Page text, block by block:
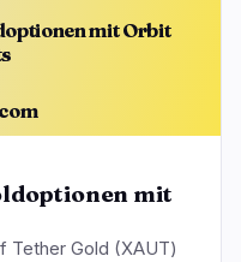
mit Orbit
mit
Tether Gold (XAUT)